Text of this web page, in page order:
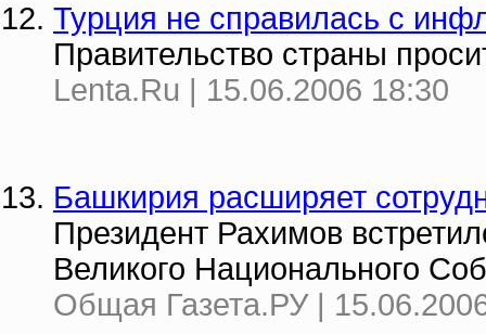
Турция не справилась с
Правительство страны
Lenta.Ru | 15.06.2006 18:30
Башкирия расширяет
Президент Рахимов
Великого Национального
Общая Газета.РУ |